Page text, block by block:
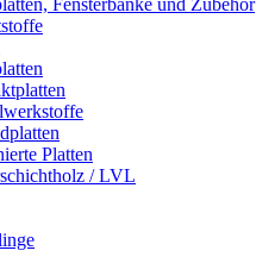
Fensterbänke und Zubehör
Platten
/ LVL